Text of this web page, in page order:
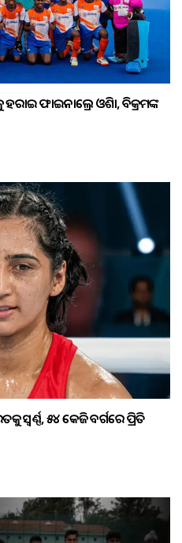
ଫାଇନାଲ୍ରେ ଓଡ଼ିଶା, ବିକ୍ରମଙ୍କ
ସ୍ବର୍ଣ୍ଣ, ୫୪ କେଜି ବର୍ଗରେ ପ୍ରିତି